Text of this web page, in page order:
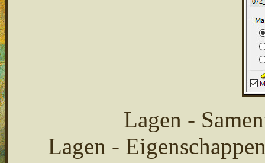
Lagen -
Lagen -